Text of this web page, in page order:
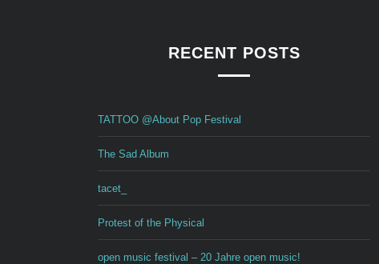
RECENT POSTS
TATTOO @About Pop Festival
The Sad Album
tacet_
Protest of the Physical
open music festival – 20 Jahre open music!